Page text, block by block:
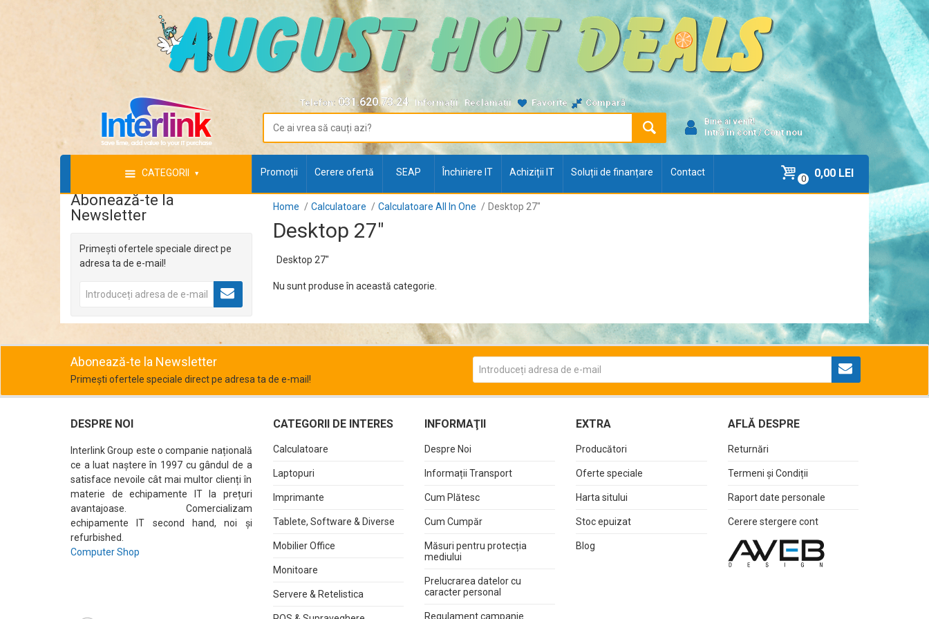
Telefon: 031.620.73.24 Informații Reclamații Favorite Compară
Bine ai venit!
Intră în cont/Cont nou
CATEGORII Promoții Cerere ofertă SEAP Închiriere IT Achiziții IT Soluții de finanțare Contact
0 0,00 LEI
Abonează-te la
Newsletter
Primești ofertele speciale direct pe
adresa ta de e-mail!
Home Calculatoare Calculatoare All In One Desktop 27"
Desktop 27"
Desktop 27"
Nu sunt produse în această categorie.
Abonează-te la Newsletter
Primești ofertele speciale direct pe adresa ta de e-mail!
DESPRE NOI
Interlink Group este o companie națională
ce a luat naștere în 1997 cu gândul de a
satisface nevoile cât mai multor clienți în
materie de echipamente IT la prețuri
avantajoase. Comercializam
echipamente IT second hand, noi și
refurbished.
Computer Shop
CATEGORII DE INTERES
Calculatoare
Laptopuri
Imprimante
Tablete, Software & Diverse
Mobilier Office
Monitoare
Servere & Retelistica
INFORMAŢII
Despre Noi
Informații Transport
Cum Plătesc
Cum Cumpăr
Măsuri pentru protecția
mediului
Prelucrarea datelor cu
caracter personal
Regulament campanie
EXTRA
Producători
Oferte speciale
Harta sitului
Stoc epuizat
Blog
AFLĂ DESPRE
Returnări
Termeni și Condiții
Raport date personale
Cerere stergere cont